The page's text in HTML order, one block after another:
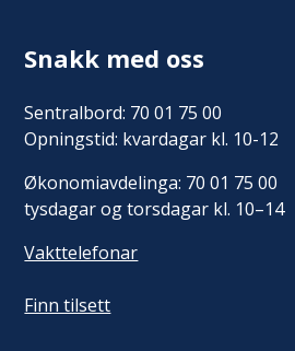
Snakk med oss
Sentralbord: 70 01 75 00
Opningstid: kvardagar kl. 10-12
Økonomiavdelinga: 70 01 75 00
tysdagar og torsdagar kl. 10–14
Vakttelefonar
Finn tilsett